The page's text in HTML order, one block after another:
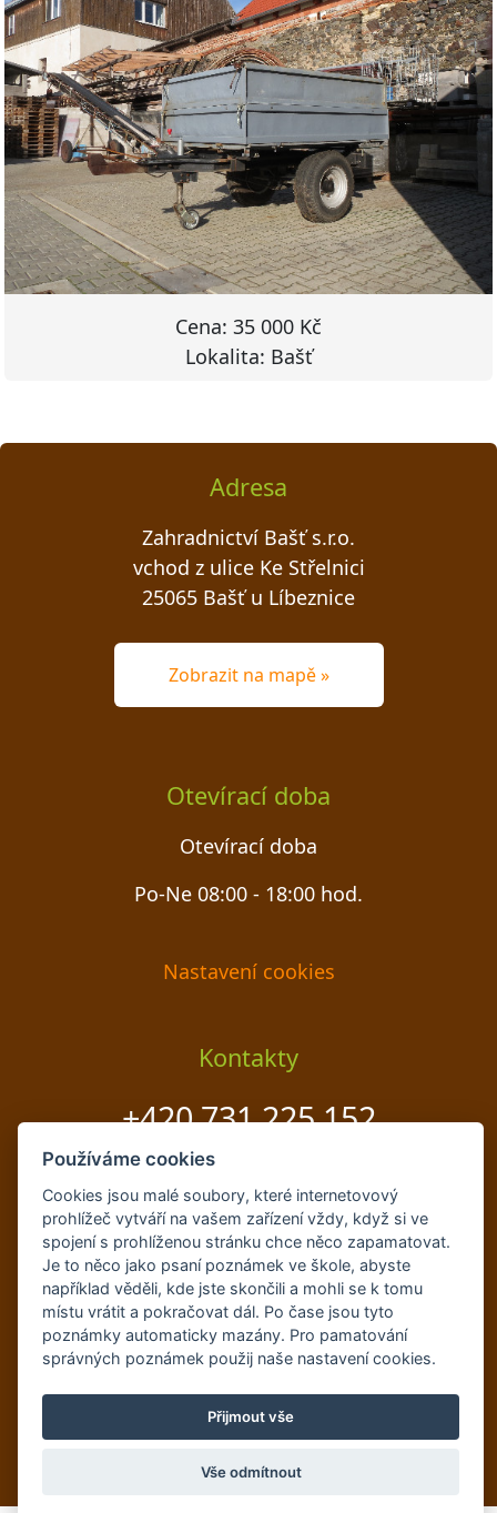
Cena: 35 000 Kč
Lokalita: Bašť
Adresa
Zahradnictví Bašť s.r.o.
vchod z ulice Ke Střelnici
25065 Bašť u Líbeznice
Zobrazit na mapě »
Otevírací doba
Otevírací doba
Po-Ne 08:00 - 18:00 hod.
Nastavení cookies
Kontakty
+420 731 225 152
info@zahradnictvi-bast.cz
Celkem: 851 526 | Dnes: 627
Registrován v seznamu živnostníků.
Copyright Zahradnictví Bašť s.r.o. © 2015-2026 |
Používáme cookies
Cookies jsou malé soubory, které internetovový
prohlížeč vytváří na vašem zařízení vždy, když si ve
spojení s prohlíženou stránku chce něco zapamatovat.
Je to něco jako psaní poznámek ve škole, abyste
například věděli, kde jste skončili a mohli se k tomu
místu vrátit a pokračovat dál. Po čase jsou tyto
poznámky automaticky mazány. Pro pamatování
správných poznámek použij naše nastavení cookies.
Přijmout vše
Vše odmítnout